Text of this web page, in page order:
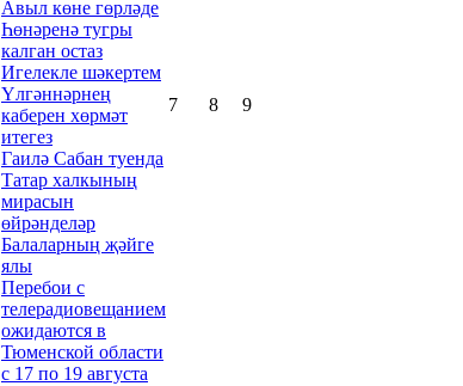
Авыл көне гөрләде
Һөнәренә тугры
калган остаз
Игелекле шәкертем
Үлгәннәрнең
каберен хөрмәт
итегез
Гаилә Сабан туенда
Татар халкының
мирасын
өйрәнделәр
Балаларның җәйге
ялы
Перебои с
телерадиовещанием
ожидаются в
Тюменской области
с 17 по 19 августа
7 8 9